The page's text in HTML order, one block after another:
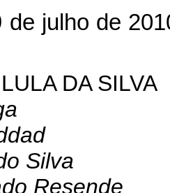
de julho de
DA SILVA
Silva
Resende